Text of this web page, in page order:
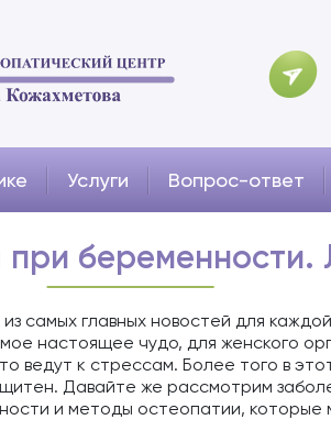
Услуги Вопрос-ответ
беременности.
самых главных новостей для
настоящее чудо, для женского
ведут к стрессам. Более того в
Давайте же рассмотрим
и методы остеопатии, которые